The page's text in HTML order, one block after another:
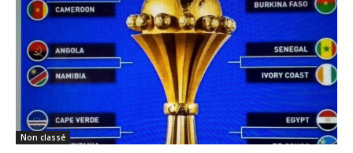
Non classé